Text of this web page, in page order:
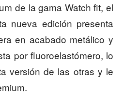
de la gama Watch fit, el
nueva edición presenta
en acabado metálico y
por fluoroelastómero, lo
versión de las otras y le